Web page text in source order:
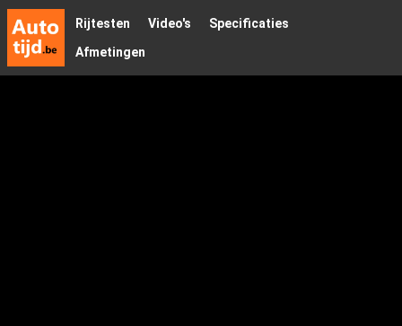
Rijtesten Video's
Specificaties
Afmetingen